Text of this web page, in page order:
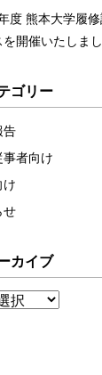
度 熊本大学履
を開催いたしま
ゴリー
告
事者向け
け
せ
カイブ